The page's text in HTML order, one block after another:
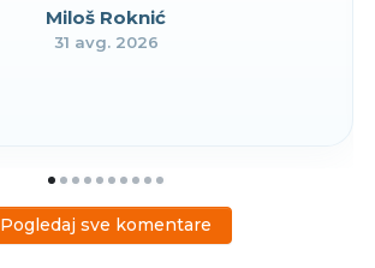
Miloš Roknić
31 avg. 2026
Pogledaj sve komentare